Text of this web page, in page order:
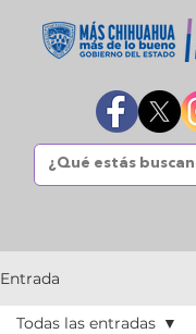
Entrada
Todas las entradas